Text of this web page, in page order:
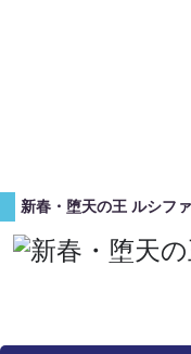
新春・堕天の王 ルシフ